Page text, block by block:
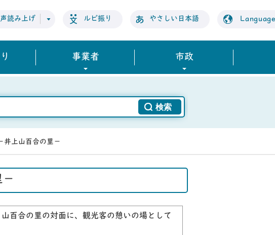
読み上げ ルビ振り やさしい日本語 Language
事業者 市政
井上山百合の里－
百合の里の対面に、観光客の憩いの場として